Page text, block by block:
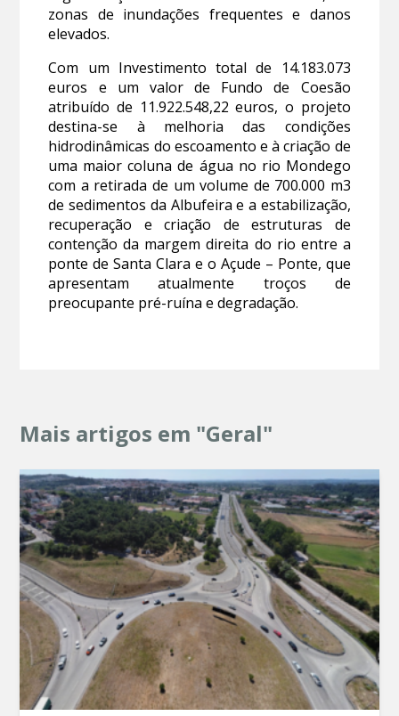
zonas de inundações frequentes e danos
elevados.
Com um Investimento total de 14.183.073
euros e um valor de Fundo de Coesão
atribuído de 11.922.548,22 euros, o projeto
destina-se à melhoria das condições
hidrodinâmicas do escoamento e à criação de
uma maior coluna de água no rio Mondego
com a retirada de um volume de 700.000 m3
de sedimentos da Albufeira e a estabilização,
recuperação e criação de estruturas de
contenção da margem direita do rio entre a
ponte de Santa Clara e o Açude – Ponte, que
apresentam atualmente troços de
preocupante pré-ruína e degradação.
Mais artigos em "Geral"